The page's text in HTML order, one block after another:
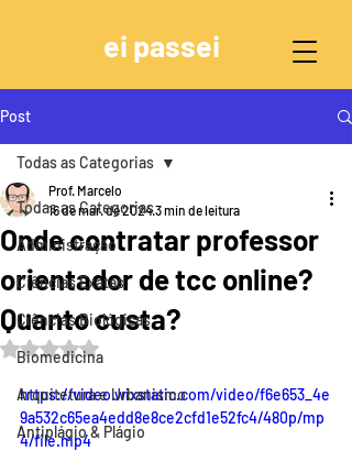
ei passei
Post
Todas as Categorias
Administração
Ciências Exatas
Ciências Biológicas
Biomedicina
Arquitetura e Urbanismo
Antiplágio & Plágio
Todas as Categorias
Onde contratar professor
orientador de tcc online?
Quanto custa?
Prof. Marcelo
16 de mar. de 20243 min de leitura
Avaliado com NaN de 5 estrelas.
https://video.wixstatic.com/video/f6e653_4e
9a532c65ea4edd8e8ce2cfd1e52fc4/480p/mp
4/file.mp4